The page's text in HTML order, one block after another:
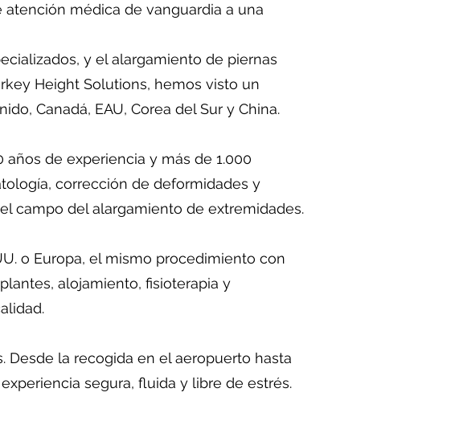
médica de vanguardia a una
y el alargamiento de piernas
Height Solutions, hemos visto un
Canadá, EAU, Corea del Sur y China.
de experiencia y más de 1.000
corrección de deformidades y
campo del alargamiento de extremidades.
o Europa, el mismo procedimiento con
alojamiento, fisioterapia y
la recogida en el aeropuerto hasta
segura, fluida y libre de estrés.